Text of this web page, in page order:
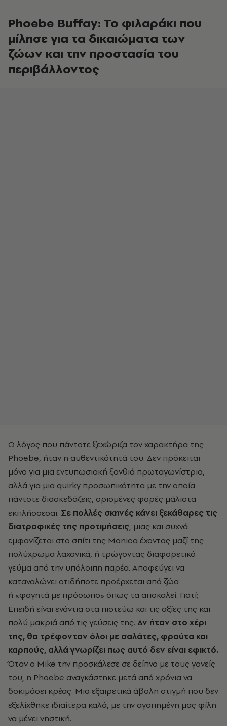
Phoebe Buffay: Το φιλαράκι που
μίλησε για τα δικαιώματα των
ζώων και την προστασία του
περιβάλλοντος
Ο λόγος που πάντοτε ξεχώριζα τον χαρακτήρα της
Phoebe, ήταν η αυθεντικότητά του. Δεν πρόκειται
μόνο για μια εντυπωσιακή ξανθιά πρωταγωνίστρια,
αλλά για μια quirky προσωπικότητα με την οποία
πάντοτε διασκεδάζεις, ορισμένες φορές μάλιστα
εκπλήσσεσαι. Σε πολλές σκηνές κάνει ξεκάθαρες τις
διατροφικές της προτιμήσεις, μιας και συχνά
εμφανίζεται στο σπίτι της Monica έχοντας μαζί της
πολύχρωμα λαχανικά, ή τρώγοντας διαφορετικό
γεύμα από την υπόλοιπη παρέα. Αποφεύγει να
καταναλώνει οτιδήποτε προέρχεται από ζώα
ή «φαγητά με πρόσωπο» όπως τα αποκαλεί. Γιατί;
Επειδή είναι ενάντια στα πιστεύω και τις αξίες της και
πολύ μακριά από τις γεύσεις της. Αν ήταν στο χέρι
της, θα τρέφονταν όλοι με σαλάτες, φρούτα και
καρπούς, αλλά γνωρίζει πως αυτό δεν είναι εφικτό.
Όταν ο Mike την προσκάλεσε σε δείπνο με τους γονείς
του, η Phoebe αναγκάστηκε μετά από χρόνια να
δοκιμάσει κρέας. Μια εξαιρετικά άβολη στιγμή που δεν
εξελίχθηκε ιδιαίτερα καλά, με την αγαπημένη μας φίλη
να μένει νηστική.